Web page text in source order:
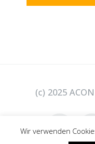
(c) 2025
Wir verwenden